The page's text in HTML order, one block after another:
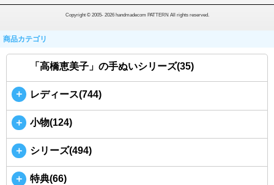
Copyright © 2005- 2026 handmadecom PATTERN All rights reserved.
商品カテゴリ
「高橋恵美子」の手ぬいシリーズ(35)
＋ レディース(744)
＋ 小物(124)
＋ シリーズ(494)
＋ 特典(66)